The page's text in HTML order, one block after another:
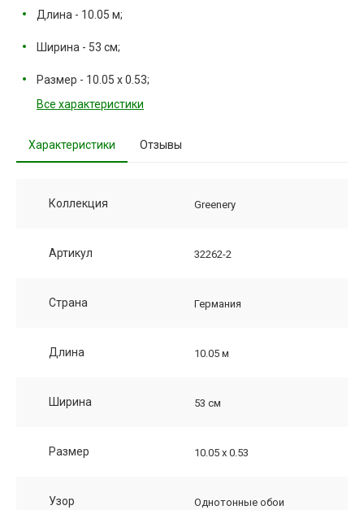
Длина - 10.05 м;
Ширина - 53 см;
Размер - 10.05 х 0.53;
Все характеристики
Характеристики Отзывы
Коллекция Greenery
Артикул 32262-2
Страна Германия
Длина 10.05 м
Ширина 53 см
Размер 10.05 х 0.53
Узор Однотонные обои